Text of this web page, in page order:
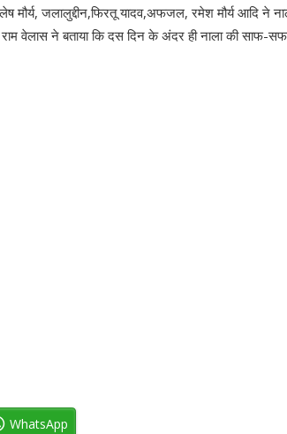
मौर्य, जलालुद्दीन,फिरतू यादव,अफजल, रमेश मौर्य आदि ने
वेलास ने बताया कि दस दिन के अंदर ही नाला की साफ-
WhatsApp